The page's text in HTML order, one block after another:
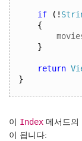
if (!
{
}
return
}
이 Index 메서드의
이 됩니다: